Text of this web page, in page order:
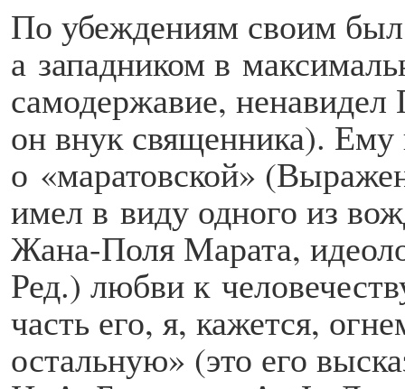
По убеждениям своим
а западником в
самодержавие,
он внук священника). Ему
о «маратовской»
имел в виду одного из
Жана-Поля Марата,
Ред.) любви к
часть его, я, кажется,
остальную» (это его